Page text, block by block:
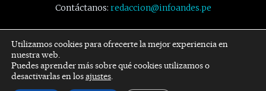
Contáctanos: redaccion@infoandes.pe
Síguenos
Facebook Twitter Youtube
Utilizamos cookies para ofrecerte la mejor experiencia en
nuestra web.
Puedes aprender más sobre qué cookies utilizamos o
desactivarlas en losajustes.